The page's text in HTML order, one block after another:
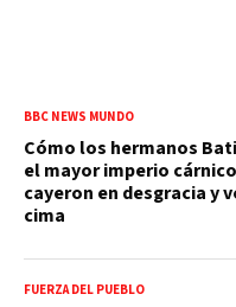
BBC NEWS MUNDO
Cómo los hermanos
el mayor imperio
cayeron en desgracia y
cima
FUERZA DEL PUEBLO